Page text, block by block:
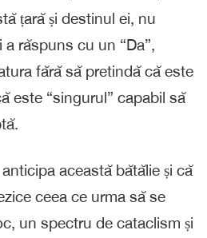
țară și destinul ei, nu
a răspuns cu un “Da”,
fără să pretindă că este
este “singurul” capabil să
această bătălie și că
ceea ce urma să se
un spectru de cataclism și